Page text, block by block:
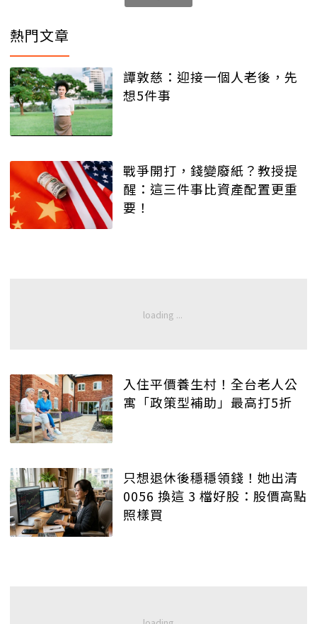
熱門文章
譚敦慈：迎接一個人老後，先
想5件事
戰爭開打，錢變廢紙？教授提
醒：這三件事比資產配置更重
要！
入住平價養生村！全台老人公
寓「政策型補助」最高打5折
只想退休後穩穩領錢！她出清
0056 換這 3 檔好股：股價高點
照樣買